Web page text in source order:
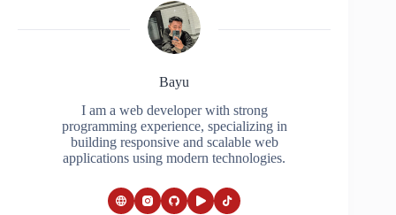
Bayu
I am a web developer with strong
programming experience, specializing in
building responsive and scalable web
applications using modern technologies.